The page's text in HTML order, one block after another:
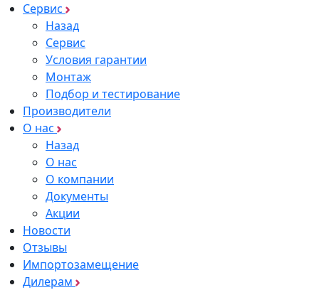
Сервис
Назад
Сервис
Условия гарантии
Монтаж
Подбор и тестирование
Производители
О нас
Назад
О нас
О компании
Документы
Акции
Новости
Отзывы
Импортозамещение
Дилерам